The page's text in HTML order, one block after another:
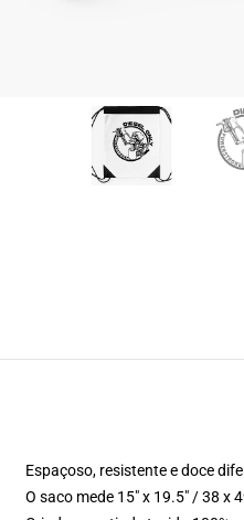
Espaçoso, resistente e doce
O saco mede 15" x 19.5" / 38 x